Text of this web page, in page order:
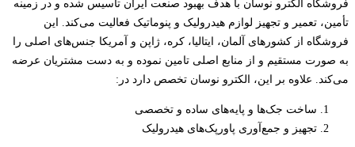
فروشگاه الکترو نوسان با هدف بهبود صنعت ایران تأسیس شده و در زمینه
تأمین، تعمیر و تجهیز لوازم هیدرولیک و پنوماتیک فعالیت می‌کند. این
فروشگاه از کشورهای آلمان، ایتالیا، کره، ژاپن و آمریکا جنس‌های اصلی را
به صورت مستقیم و از منابع اصلی تامین نموده و به دست مشتریان عرضه
می‌کند. علاوه بر این، الکترو نوسان تخصص دارد در:
ساخت جک‌ها و پایه‌های ساده و تخصصی
تجهیز و جمع‌آوری پاورپک‌های هیدرولیک